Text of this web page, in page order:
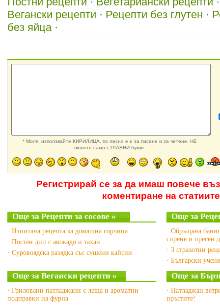
Вегански рецепти · Рецепти без глутен ·
без яйца·
* Моля, използвайте КИРИЛИЦА, по лесно е и за писане и за четене. НЕ
пишете само с ГЛАВНИ букви.
Регистрирай се за да имаш повече
коментиране на статиите
Още за Рецепти за сосове »
· Изпитана рецепта за домашна горчица
· Постен дип с авокадо и тахан
· Суровоядска разядка със сушени кайсии
Още за
· Обръщана
сирене и пресен
· 3 страхотни
· Български
Още за Вегански рецепти »
· Гриловани патладжани с леща и ароматни
подправки на фурна
Още за
· Патладжан
пръстите!